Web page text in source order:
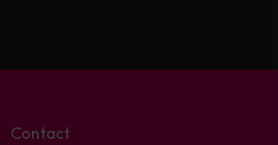
Contact